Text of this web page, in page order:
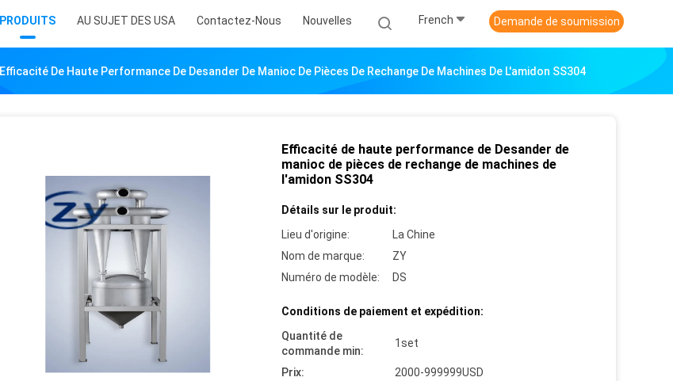
PRODUITS AU SUJET DES USA Contactez-Nous Nouvelles French Demande de soumission
Efficacité De Haute Performance De Desander De Manioc De Pièces De Rechange De Machines De L'amidon SS304
Efficacité de haute performance de Desander de
manioc de pièces de rechange de machines de
l'amidon SS304
Détails sur le produit:
Lieu d'origine:
La Chine
Nom de marque:
ZY
Numéro de modèle:
DS
Conditions de paiement et expédition:
Quantité de
commande min:
1set
Prix: 2000-999999USD